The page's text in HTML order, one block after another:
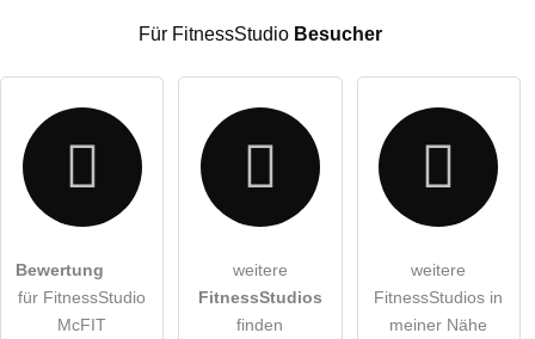
DieDatenschutzerklärunghabe ich zur Kenntnis genommen.
Für FitnessStudio Besucher
Bewertung
für FitnessStudio
McFIT
weitere
FitnessStudios
finden
weitere
FitnessStudios in
meiner Nähe